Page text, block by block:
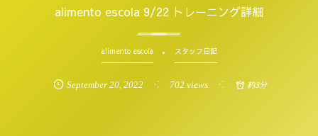
alimento escola 9/22 トレーニング詳細
alimento escola スタッフ日記
September 20, 2022 702 views 約3分